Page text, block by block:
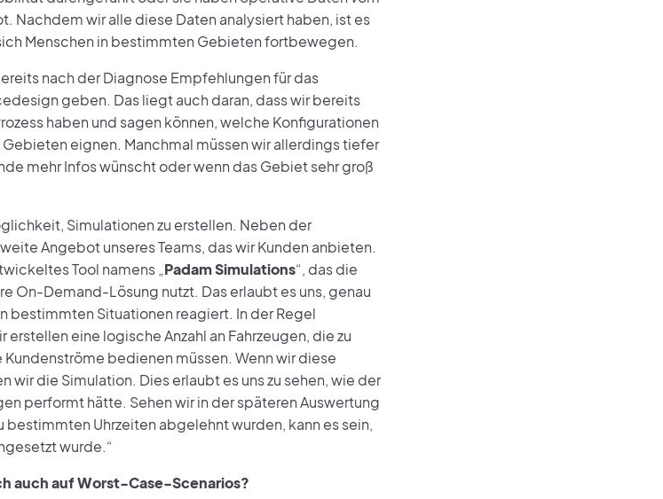
Nachdem wir alle diese Daten analysiert haben, ist es
Menschen in bestimmten Gebieten fortbewegen.
nach der Diagnose Empfehlungen für das
geben. Das liegt auch daran, dass wir bereits
haben und sagen können, welche Konfigurationen
eignen. Manchmal müssen wir allerdings tiefer
mehr Infos wünscht oder wenn das Gebiet sehr groß
Simulationen zu erstellen. Neben der
Angebot unseres Teams, das wir Kunden anbieten.
Tool namens „Padam Simulations“, das die
On-Demand-Lösung nutzt. Das erlaubt es uns, genau
bestimmten Situationen reagiert. In der Regel
erstellen eine logische Anzahl an Fahrzeugen, die zu
bedienen müssen. Wenn wir diese
wir die Simulation. Dies erlaubt es uns zu sehen, wie der
performt hätte. Sehen wir in der späteren Auswertung
bestimmten Uhrzeiten abgelehnt wurden, kann es sein,
wurde.“
auch auf Worst-Case-Scenarios?